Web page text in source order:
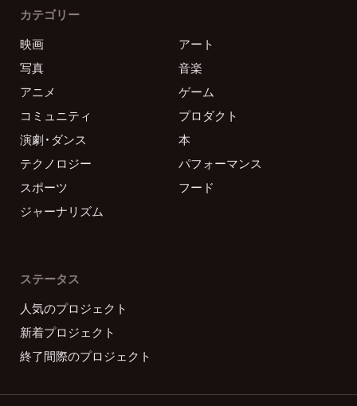
カテゴリー
映画
アート
写真
音楽
アニメ
ゲーム
コミュニティ
プロダクト
演劇・ダンス
本
テクノロジー
パフォーマンス
スポーツ
フード
ジャーナリズム
ステータス
人気のプロジェクト
新着プロジェクト
終了間際のプロジェクト